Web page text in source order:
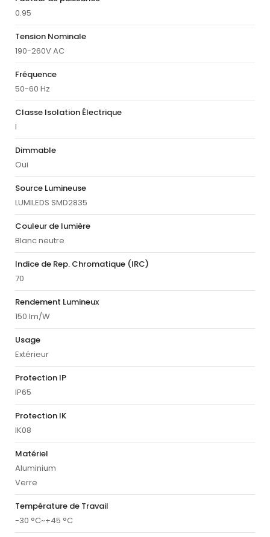
0.95
Tension Nominale
190-260V AC
Fréquence
50-60 Hz
Classe Isolation Électrique
I
Dimmable
Oui
Source Lumineuse
LUMILEDS SMD2835
Couleur de lumière
Blanc neutre
Indice de Rep. Chromatique (IRC)
70
Rendement Lumineux
150 lm/W
Usage
Extérieur
Protection IP
IP65
Protection IK
IK08
Matériel
Aluminium
Verre
Température de Travail
-30 °C~+45 °C